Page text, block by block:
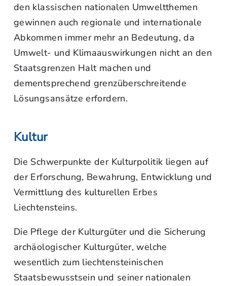
den klassischen nationalen Umweltthemen
gewinnen auch regionale und internationale
Abkommen immer mehr an Bedeutung, da
Umwelt- und Klimaauswirkungen nicht an den
Staatsgrenzen Halt machen und
dementsprechend grenzüberschreitende
Lösungsansätze erfordern.
Kultur
Die Schwerpunkte der Kulturpolitik liegen auf
der Erforschung, Bewahrung, Entwicklung und
Vermittlung des kulturellen Erbes
Liechtensteins.
Die Pflege der Kulturgüter und die Sicherung
archäologischer Kulturgüter, welche
wesentlich zum liechtensteinischen
Staatsbewusstsein und seiner nationalen